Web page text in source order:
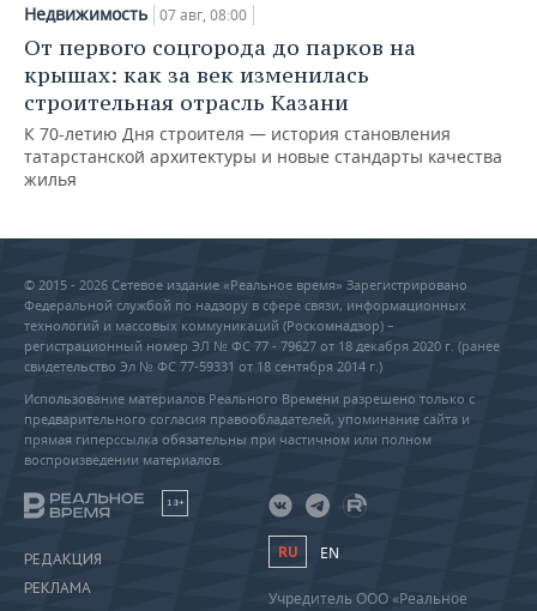
Недвижимость 07 авг, 08:00
От первого соцгорода до парков на
крышах: как за век изменилась
строительная отрасль Казани
К 70-летию Дня строителя — история становления
татарстанской архитектуры и новые стандарты качества
жилья
© 2015 - 2026 Сетевое издание «Реальное время» Зарегистрировано
Федеральной службой по надзору в сфере связи, информационных
технологий и массовых коммуникаций (Роскомнадзор) –
регистрационный номер ЭЛ № ФС 77 - 79627 от 18 декабря 2020 г. (ранее
свидетельство Эл № ФС 77-59331 от 18 сентября 2014 г.)
Использование материалов Реального Времени разрешено только с
предварительного согласия правообладателей, упоминание сайта и
прямая гиперссылка обязательны при частичном или полном
воспроизведении материалов.
18+
РЕДАКЦИЯ
РЕКЛАМА
RU EN
Учредитель ООО «Реальное